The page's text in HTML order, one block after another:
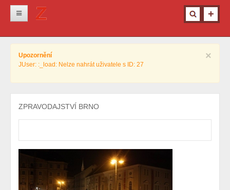
Krimi
Info z města
×
Upozornění
JUser: :_load: Nelze nahrát uživatele s ID: 27
ZPRAVODAJSTVÍ BRNO